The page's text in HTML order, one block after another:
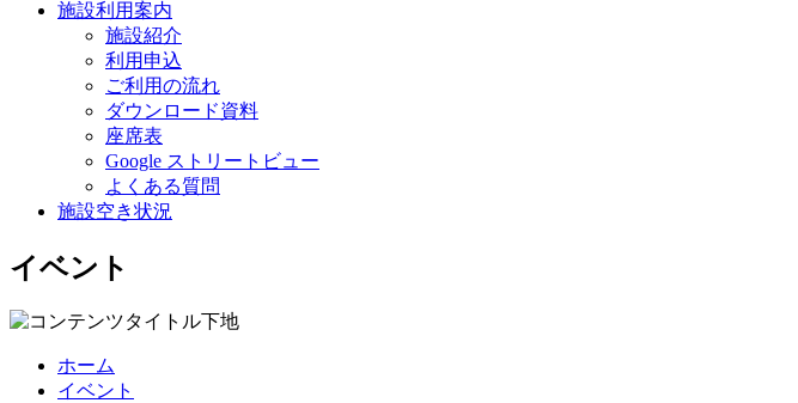
施設利用案内
施設紹介
利用申込
ご利用の流れ
ダウンロード資料
座席表
Google ストリートビュー
よくある質問
施設空き状況
イベント
ホーム
イベント